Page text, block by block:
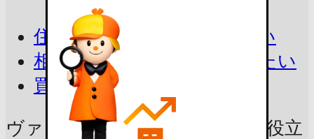
住み替えで今の家を売りたい
相続したマンションを売りたい
買取を相談したい
ヴァンデュール呉三条の売却に
役立